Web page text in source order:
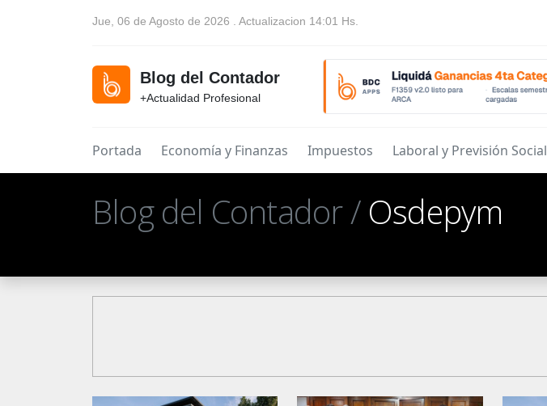
Jue, 06 de Agosto de 2026 . Actualizacion 14:01 Hs.
Blog del Contador
+Actualidad Profesional
Portada Economía y Finanzas Impuestos Laboral y Previsión Social
Blog del Contador / Osdepym